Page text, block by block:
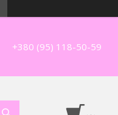
+380 (95) 118-50-59